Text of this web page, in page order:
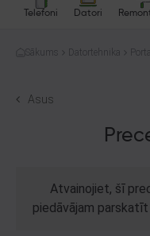
Telefoni Datori
Sākums Datortehnika
Asus
Atvainojiet, šī
piedāvājam parskatīt